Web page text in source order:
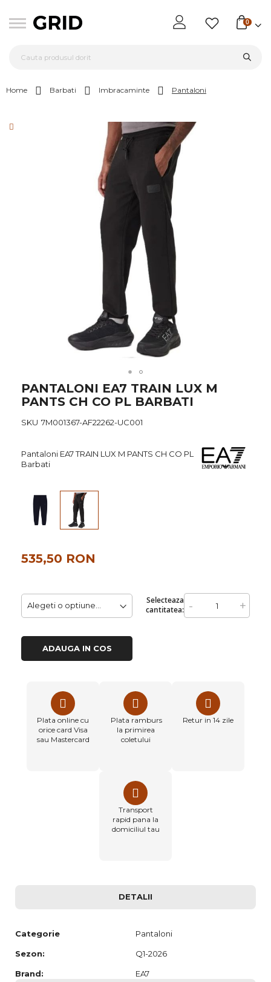
0
Home Barbati Imbracaminte Pantaloni
Skip
to
the
of
gallery
PANTALONI EA7 TRAIN LUX M
PANTS CH CO PL BARBATI
SKU 7M001367-AF22262-UC001
Pantaloni EA7 TRAIN LUX M PANTS CH CO PL
Barbati
Selecteaza
cantitatea: - +
535,50 RON
ADAUGA IN COS
Plata online cu
orice card Visa
sau Mastercard
Plata ramburs
la primirea
coletului
Retur in 14 zile
Transport
rapid pana la
domiciliul tau
DETALII
Categorie Pantaloni
Sezon: Q1-2026
Brand:
EA7